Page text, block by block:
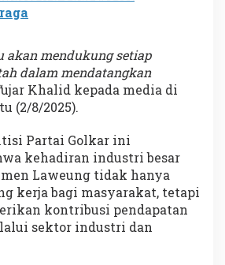
akan mendukung setiap
dalam mendatangkan
ujar Khalid kepada media di
(2/8/2025).
Partai Golkar ini
kehadiran industri besar
Laweung tidak hanya
kerja bagi masyarakat, tetapi
kontribusi pendapatan
sektor industri dan